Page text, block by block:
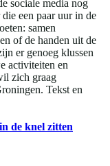
sociale media nog
een paar uur in de
samen
of de handen uit de
er genoeg klussen
activiteiten en
zich graag
Tekst en
de knel zitten